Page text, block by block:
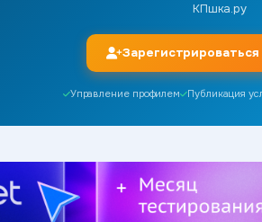
КПшка.ру
Управление профилем Публикация